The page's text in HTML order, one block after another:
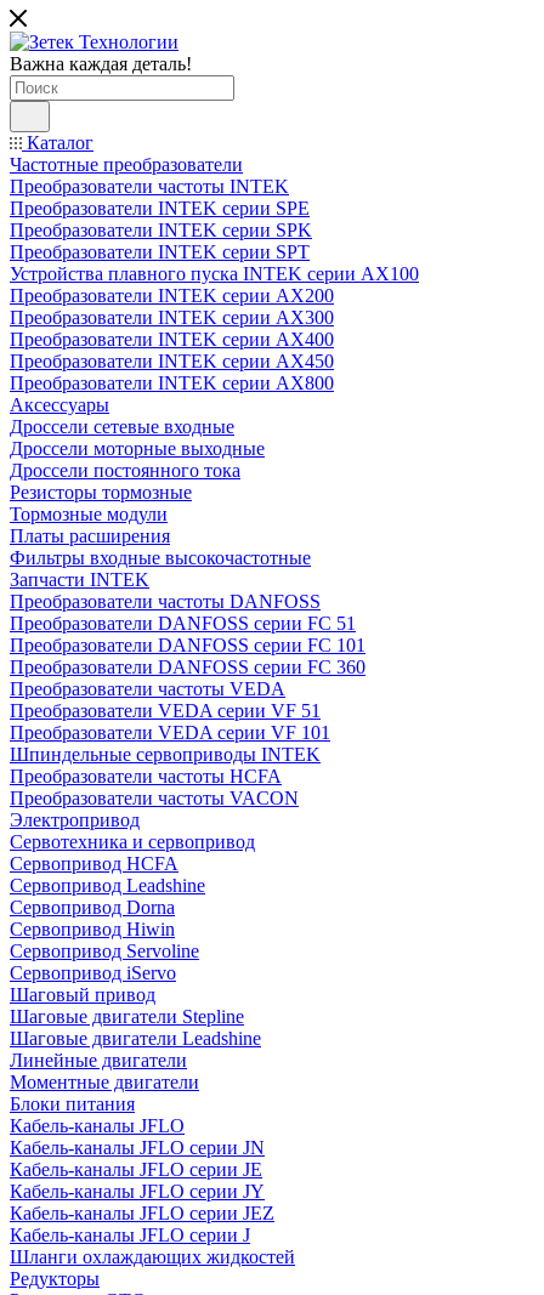
Важна каждая деталь!
Каталог
Частотные преобразователи
Преобразователи частоты INTEK
Преобразователи INTEK серии SPE
Преобразователи INTEK серии SPK
Преобразователи INTEK серии SPT
Устройства плавного пуска INTEK серии AX100
Преобразователи INTEK серии AX200
Преобразователи INTEK серии AX300
Преобразователи INTEK серии AX400
Преобразователи INTEK серии AX450
Преобразователи INTEK серии AX800
Аксессуары
Дроссели сетевые входные
Дроссели моторные выходные
Дроссели постоянного тока
Резисторы тормозные
Тормозные модули
Платы расширения
Фильтры входные высокочастотные
Запчасти INTEK
Преобразователи частоты DANFOSS
Преобразователи DANFOSS серии FC 51
Преобразователи DANFOSS серии FC 101
Преобразователи DANFOSS серии FC 360
Преобразователи частоты VEDA
Преобразователи VEDA серии VF 51
Преобразователи VEDA серии VF 101
Шпиндельные сервоприводы INTEK
Преобразователи частоты HCFA
Преобразователи частоты VACON
Электропривод
Сервотехника и сервопривод
Сервопривод HCFA
Сервопривод Leadshine
Сервопривод Dorna
Сервопривод Hiwin
Сервопривод Servoline
Сервопривод iServo
Шаговый привод
Шаговые двигатели Stepline
Шаговые двигатели Leadshine
Линейные двигатели
Моментные двигатели
Блоки питания
Кабель-каналы JFLO
Кабель-каналы JFLO серии JN
Кабель-каналы JFLO серии JE
Кабель-каналы JFLO серии JY
Кабель-каналы JFLO серии JEZ
Кабель-каналы JFLO серии J
Шланги охлаждающих жидкостей
Редукторы